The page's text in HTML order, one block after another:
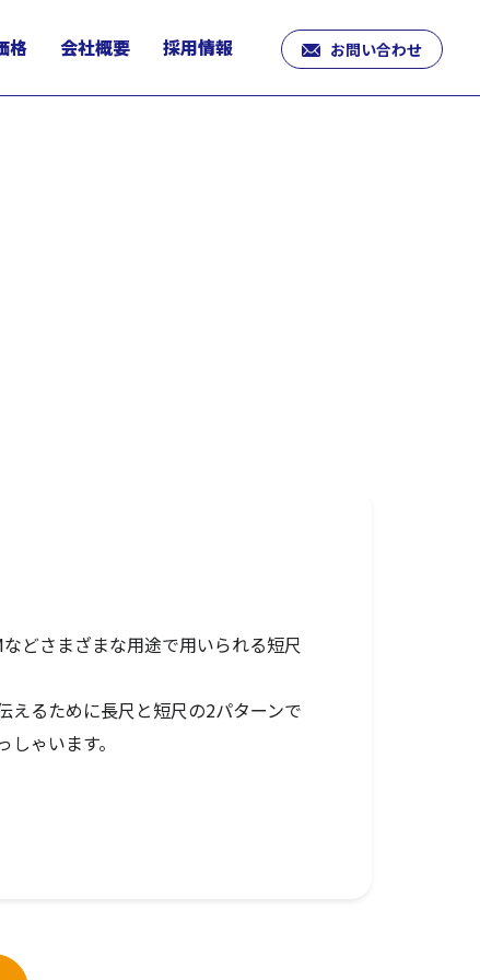
格 会社概要 採用情報 お問い合わせ
どさまざまな用途で用いられる短尺
えるために長尺と短尺の2パターンで
ゃいます。